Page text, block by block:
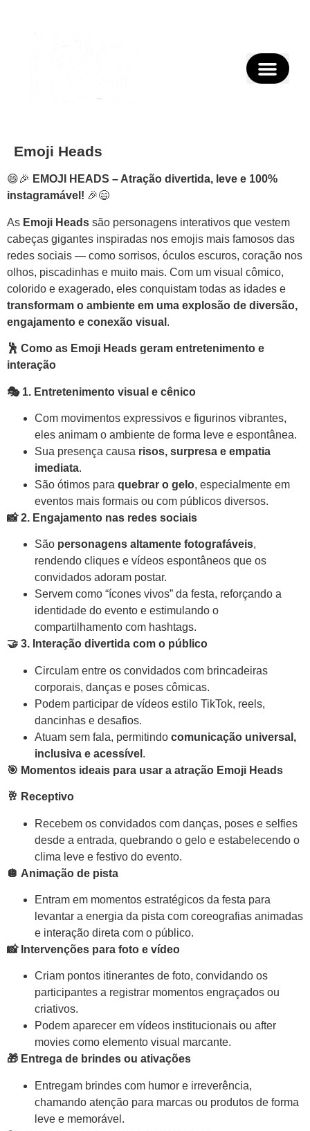
Emoji Heads
😄🎉 EMOJI HEADS – Atração divertida, leve e 100%
instagramável! 🎉😄
As Emoji Heads são personagens interativos que vestem
cabeças gigantes inspiradas nos emojis mais famosos das
redes sociais — como sorrisos, óculos escuros, coração nos
olhos, piscadinhas e muito mais. Com um visual cômico,
colorido e exagerado, eles conquistam todas as idades e
transformam o ambiente em uma explosão de diversão,
engajamento e conexão visual .
🕺 Como as Emoji Heads geram entretenimento e
interação
🎭1. Entretenimento visual e cênico
Com movimentos expressivos e figurinos vibrantes,
eles animam o ambiente de forma leve e espontânea.
Sua presença causa risos, surpresa e empatia
imediata.
São ótimos para quebrar o gelo, especialmente em
eventos mais formais ou com públicos diversos.
📸2. Engajamento nas redes sociais
São personagens altamente fotografáveis,
rendendo cliques e vídeos espontâneos que os
convidados adoram postar.
Servem como “ícones vivos” da festa, reforçando a
identidade do evento e estimulando o
compartilhamento com hashtags.
🤝 3. Interação divertida com o público
Circulam entre os convidados com brincadeiras
corporais, danças e poses cômicas.
Podem participar de vídeos estilo TikTok, reels,
dancinhas e desafios.
Atuam sem fala, permitindo comunicação universal,
inclusiva e acessível .
🎯 Momentos ideais para usar a atração Emoji Heads
🥂 Receptivo
Recebem os convidados com danças, poses e selfies
desde a entrada, quebrando o gelo e estabelecendo o
clima leve e festivo do evento.
🪩 Animação de pista
Entram em momentos estratégicos da festa para
levantar a energia da pista com coreografias animadas
e interação direta com o público.
📸Intervenções para foto e vídeo
Criam pontos itinerantes de foto, convidando os
participantes a registrar momentos engraçados ou
criativos.
Podem aparecer em vídeos institucionais ou after
movies como elemento visual marcante.
🎁 Entrega de brindes ou ativações
Entregam brindes com humor e irreverência,
chamando atenção para marcas ou produtos de forma
leve e memorável.